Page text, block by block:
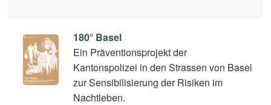
180° Basel
Ein Präventionsprojekt der
Kantonspolizei in den Strassen von Basel
zur Sensibilisierung der Risiken im
Nachtleben.